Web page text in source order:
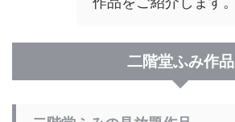
二階堂ふみ作品